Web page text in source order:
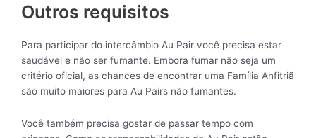
Outros requisitos
Para participar do intercâmbio Au Pair você precisa estar
saudável e não ser fumante. Embora fumar não seja um
critério oficial, as chances de encontrar uma Família Anfitriã
são muito maiores para Au Pairs não fumantes.
Você também precisa gostar de passar tempo com